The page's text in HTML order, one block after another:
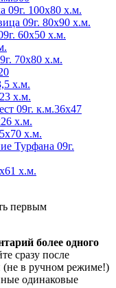
первым
более одного
сразу после
(не в ручном режиме!)
одинаковые